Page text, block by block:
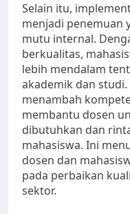
Selain itu,
menjadi penemuan
mutu internal.
berkualitas,
lebih mendalam
akademik dan
menambah
membantu dosen
dibutuhkan dan
mahasiswa. Ini
dosen dan
pada perbaikan
sektor.